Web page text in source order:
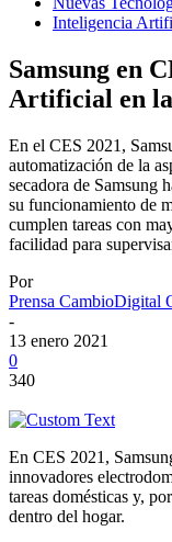
Inteligencia
Samsung en
Artificial en
En el CES 2021,
automatización de la
secadora de Samsung
su funcionamiento de
cumplen tareas con
facilidad para
Por
Prensa CambioDigital
-
13 enero 2021
0
340
En CES 2021,
innovadores
tareas domésticas y,
dentro del hogar.